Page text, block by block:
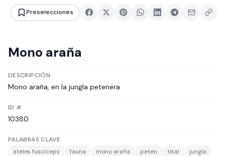
Preselecciones
Mono araña
DESCRIPCIÓN
Mono araña, en la jungla petenera
ID #
10380
PALABRAS CLAVE
ateles fusciceps
fauna mono araña peten tikal jungla